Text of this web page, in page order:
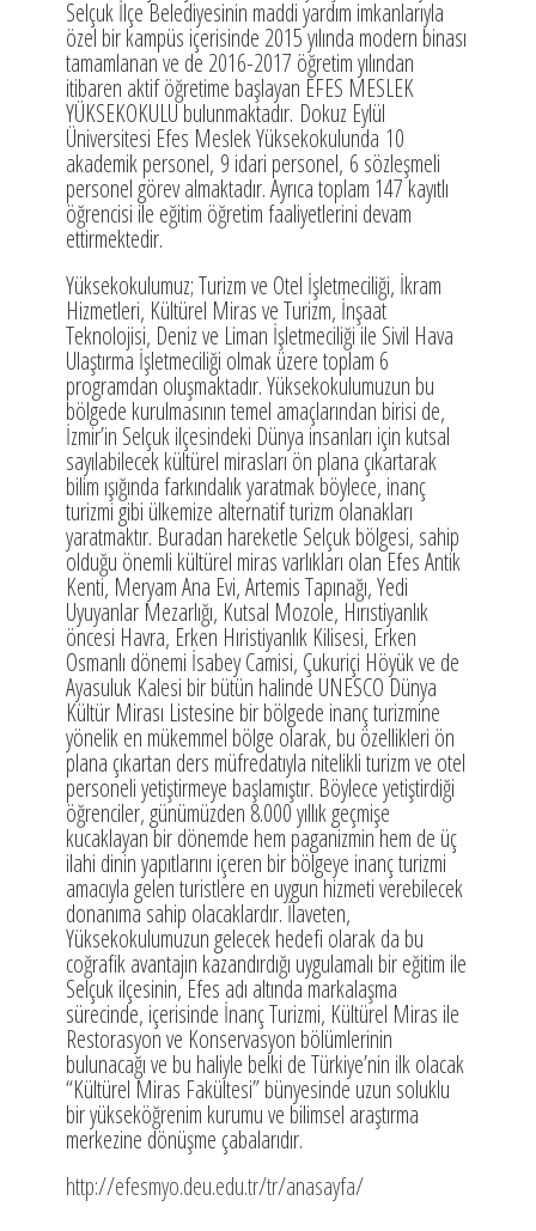
Selçuk İlçe Belediyesinin maddi yardım imkanlarıyla
özel bir kampüs içerisinde 2015 yılında modern binası
tamamlanan ve de 2016-2017 öğretim yılından
itibaren aktif öğretime başlayan EFES MESLEK
YÜKSEKOKULU bulunmaktadır. Dokuz Eylül
Üniversitesi Efes Meslek Yüksekokulunda 10
akademik personel, 9 idari personel, 6 sözleşmeli
personel görev almaktadır. Ayrıca toplam 147 kayıtlı
öğrencisi ile eğitim öğretim faaliyetlerini devam
ettirmektedir.
Yüksekokulumuz; Turizm ve Otel İşletmeciliği, İkram
Hizmetleri, Kültürel Miras ve Turizm, İnşaat
Teknolojisi, Deniz ve Liman İşletmeciliği ile Sivil Hava
Ulaştırma İşletmeciliği olmak üzere toplam 6
programdan oluşmaktadır. Yüksekokulumuzun bu
bölgede kurulmasının temel amaçlarından birisi de,
İzmir’in Selçuk ilçesindeki Dünya insanları için kutsal
sayılabilecek kültürel mirasları ön plana çıkartarak
bilim ışığında farkındalık yaratmak böylece, inanç
turizmi gibi ülkemize alternatif turizm olanakları
yaratmaktır. Buradan hareketle Selçuk bölgesi, sahip
olduğu önemli kültürel miras varlıkları olan Efes Antik
Kenti, Meryam Ana Evi, Artemis Tapınağı, Yedi
Uyuyanlar Mezarlığı, Kutsal Mozole, Hırıstiyanlık
öncesi Havra, Erken Hıristiyanlık Kilisesi, Erken
Osmanlı dönemi İsabey Camisi, Çukuriçi Höyük ve de
Ayasuluk Kalesi bir bütün halinde UNESCO Dünya
Kültür Mirası Listesine bir bölgede inanç turizmine
yönelik en mükemmel bölge olarak, bu özellikleri ön
plana çıkartan ders müfredatıyla nitelikli turizm ve otel
personeli yetiştirmeye başlamıştır. Böylece yetiştirdiği
öğrenciler, günümüzden 8.000 yıllık geçmişe
kucaklayan bir dönemde hem paganizmin hem de üç
ilahi dinin yapıtlarını içeren bir bölgeye inanç turizmi
amacıyla gelen turistlere en uygun hizmeti verebilecek
donanıma sahip olacaklardır. İlaveten,
Yüksekokulumuzun gelecek hedefi olarak da bu
coğrafik avantajın kazandırdığı uygulamalı bir eğitim ile
Selçuk ilçesinin, Efes adı altında markalaşma
sürecinde, içerisinde İnanç Turizmi, Kültürel Miras ile
Restorasyon ve Konservasyon bölümlerinin
bulunacağı ve bu haliyle belki de Türkiye’nin ilk olacak
“Kültürel Miras Fakültesi” bünyesinde uzun soluklu
bir yükseköğrenim kurumu ve bilimsel araştırma
merkezine dönüşme çabalarıdır.
http://efesmyo.deu.edu.tr/tr/anasayfa/